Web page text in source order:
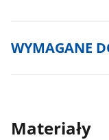
WYMAGANE
Materiały